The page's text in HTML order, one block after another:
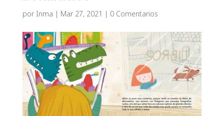
por Inma | Mar 27, 2021 | 0 Comentarios